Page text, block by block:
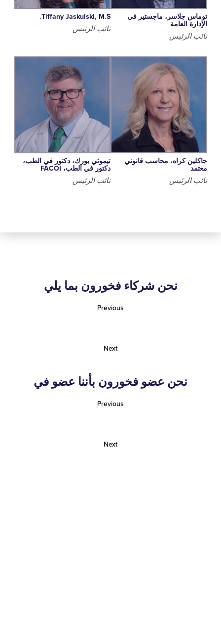
جلاسر، ماجستير في
العامة
Tiffany Jaskulski, M.S.
نائب الرئيس
كراه، محاسب قانوني
تيموثي بورك، دكتور في الطب،
دكتور في الطب، FACOI
نائب الرئيس
نحن شركاء فخورون بما يلي
نحن عضو فخورون بأننا عضو في